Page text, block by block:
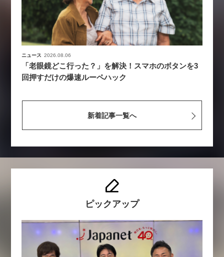
ニュース 2026.08.06
「老眼鏡どこ行った？」を解決！スマホのボタンを3
回押すだけの爆速ルーペハック
新着記事一覧へ
ピックアップ